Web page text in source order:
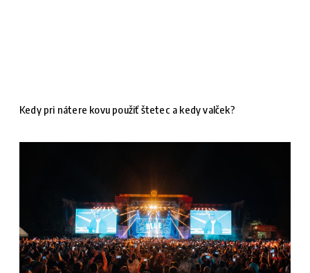
Kedy pri nátere kovu použiť štetec a kedy valček?